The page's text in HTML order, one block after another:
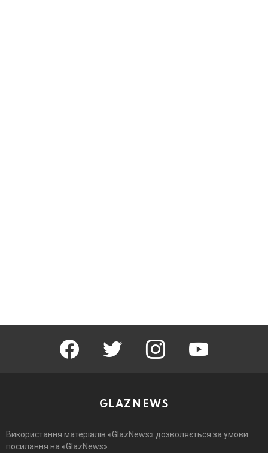
facebook twitter instagram
GLAZNEWS
Використання матеріалів «GlazNews» дозволяється за умови
посилання на «GlazNews».